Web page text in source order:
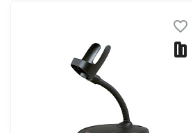
favorite_border